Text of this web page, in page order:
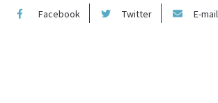
Facebook Twitter E-mail